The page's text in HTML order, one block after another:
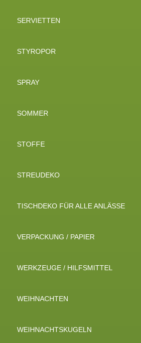
SERVIETTEN
STYROPOR
SPRAY
SOMMER
STOFFE
STREUDEKO
TISCHDEKO FÜR ALLE ANLÄSSE
VERPACKUNG / PAPIER
WERKZEUGE / HILFSMITTEL
WEIHNACHTEN
WEIHNACHTSKUGELN